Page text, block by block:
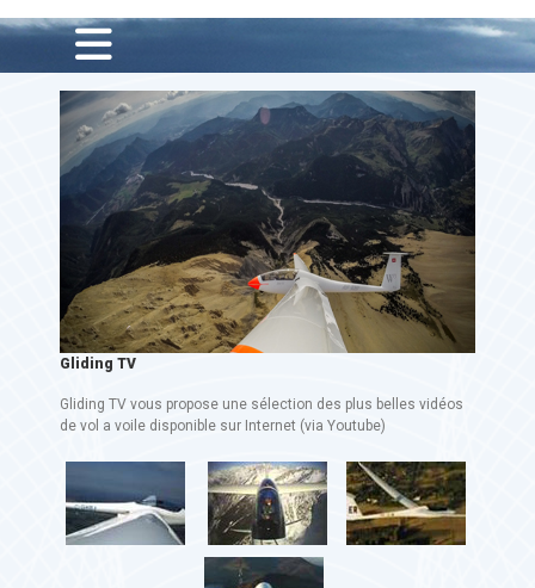
Gliding TV
Gliding TV vous propose une sélection des plus belles vidéos
de vol a voile disponible sur Internet (via Youtube)